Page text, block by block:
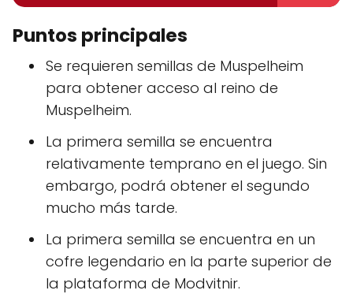
Puntos principales
Se requieren semillas de Muspelheim
para obtener acceso al reino de
Muspelheim.
La primera semilla se encuentra
relativamente temprano en el juego. Sin
embargo, podrá obtener el segundo
mucho más tarde.
La primera semilla se encuentra en un
cofre legendario en la parte superior de
la plataforma de Modvitnir.